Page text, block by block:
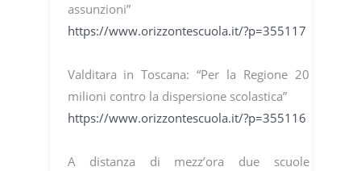
assunzioni”
https://www.orizzontescuola.it/?p=355117
Valditara in Toscana: “Per la Regione 20
milioni contro la dispersione scolastica”
https://www.orizzontescuola.it/?p=355116
A distanza di mezz’ora due scuole